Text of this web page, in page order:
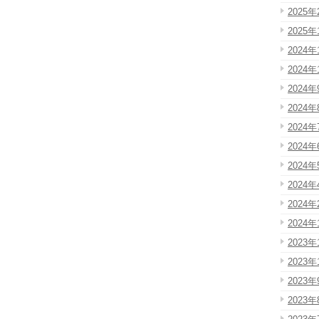
2025年
2025年
2024
2024
2024年
2024年
2024年
2024年
2024年
2024年
2024年
2024年
2023
2023
2023年
2023年